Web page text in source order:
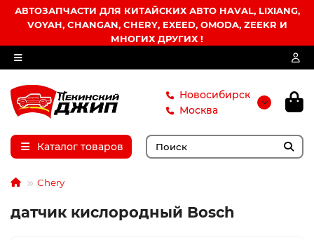
АВТОЗАПЧАСТИ ДЛЯ КИТАЙСКИХ АВТО HAVAL, LIXIANG,
VOYAH, CHANGAN, CHERY, EXEED, OMODA, ZEEKR И
МНОГИХ ДРУГИХ !
Новосибирск
Москва
Каталог товаров
Chery
датчик кислородный Bosch